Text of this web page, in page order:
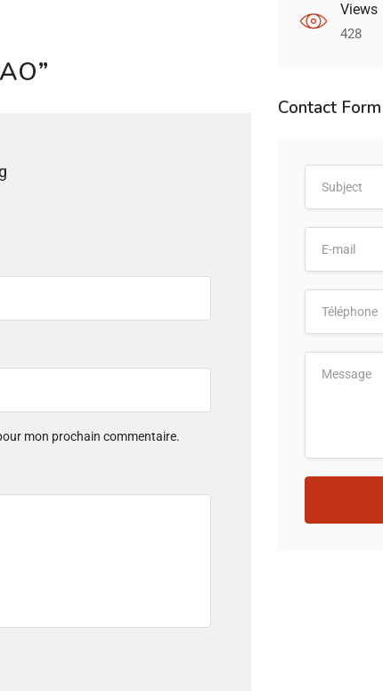
mon prochain commentaire.
Views
428
Contact Form